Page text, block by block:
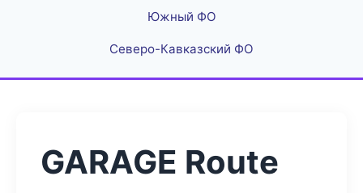
Южный ФО
Северо-Кавказский ФО
GARAGE Route